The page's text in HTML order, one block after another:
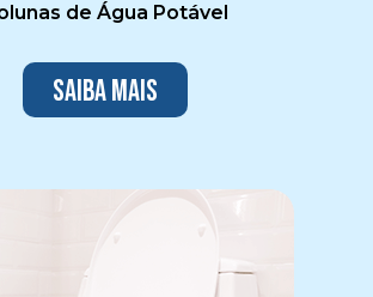
de Água Potável
Saiba mais